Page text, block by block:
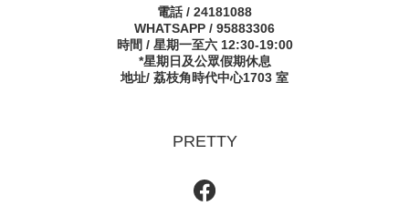
電話 / 24181088
WHATSAPP / 95883306
時間 / 星期一至六 12:30-19:00
*星期日及公眾假期休息
地址/ 荔枝角時代中心1703 室
PRETTY